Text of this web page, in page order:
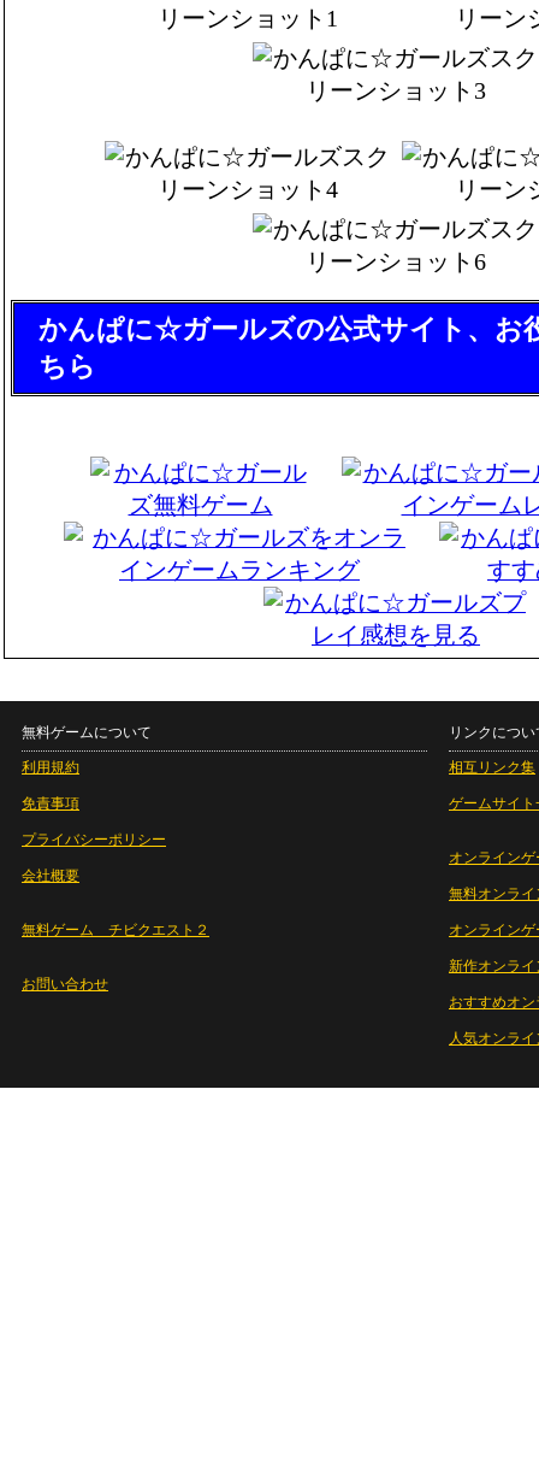
かんぱに☆ガールズの公式サイト、お
ちら
無料ゲームについて
利用規約
免責事項
プライバシーポリシー
会社概要
無料ゲーム チビクエスト２
お問い合わせ
リンクについ
相互リンク集
ゲームサイト
オンラインゲ
無料オンライ
オンライン
新作オンライ
おすすめオ
人気オンラ